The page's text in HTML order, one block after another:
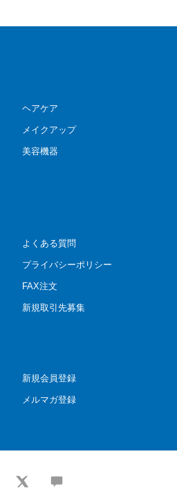
ヘアケア
メイクアップ
美容機器
よくある質問
プライバシーポリシー
FAX注文
新規取引先募集
新規会員登録
メルマガ登録